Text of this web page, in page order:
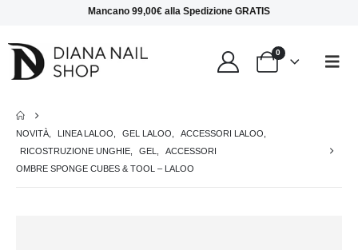
Mancano 99,00€ alla Spedizione GRATIS
0
NOVITÀ LINEA LALOO GEL LALOO ACCESSORI LALOO
RICOSTRUZIONE UNGHIE
GEL
ACCESSORI
OMBRE SPONGE CUBES & TOOL – LALOO